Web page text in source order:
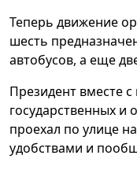
Теперь движение
шесть
автобусов, а еще
Президент вместе
государственных и
проехал по улице
удобствами и